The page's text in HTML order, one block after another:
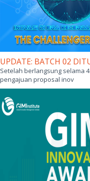
UPDATE: BATCH 02
Setelah berlangsung selama
pengajuan proposal inov